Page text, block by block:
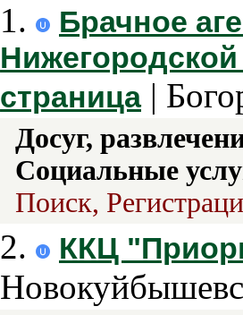
1.
Брачное
страница|
Досуг,
Социальные
Поиск,
2. ККЦ